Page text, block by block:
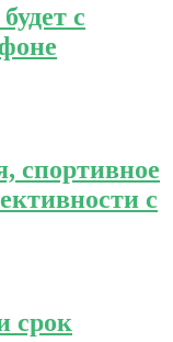
с
спортивное
с
срок